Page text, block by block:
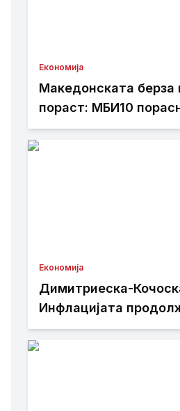
Економија
Македонската берза
пораст: МБИ10
отсто, најтргувани
Економија
Димитриеска-
Инфлацијата
намалува